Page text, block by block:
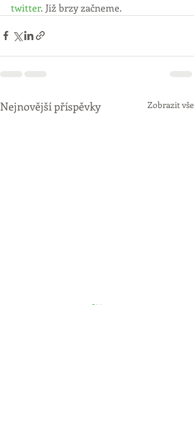
twitter. Již brzy začneme.
Nejnovější příspěvky Zobrazit vše